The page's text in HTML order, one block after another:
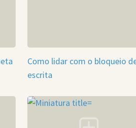
Como lidar com o bloqueio
escrita